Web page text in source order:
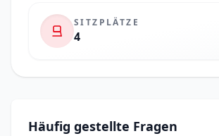
SITZPLÄTZE
4
Häufig gestellte Fragen